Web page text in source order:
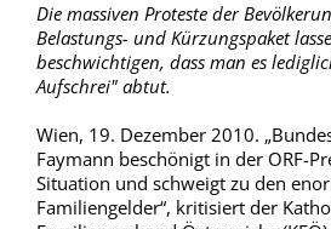
Die massiven Proteste der
Belastungs- und Kürzungspaket
beschwichtigen, dass man es
Aufschrei" abtut.
Wien, 19. Dezember 2010.
Faymann beschönigt in der ORF-
Situation und schweigt zu den
Familiengelder“, kritisiert der